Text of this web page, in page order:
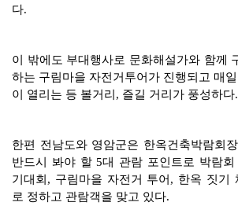
다.
이 밖에도 부대행사로 문화해설가와 함께
하는 구림마을 자전거투어가 진행되고 매
이 열리는 등 볼거리, 즐길 거리가 풍성하다.
한편 전남도와 영암군은 한옥건축박람회
반드시 봐야 할 5대 관람 포인트로 박람회
기대회, 구림마을 자전거 투어, 한옥 짓기
로 정하고 관람객을 맞고 있다.